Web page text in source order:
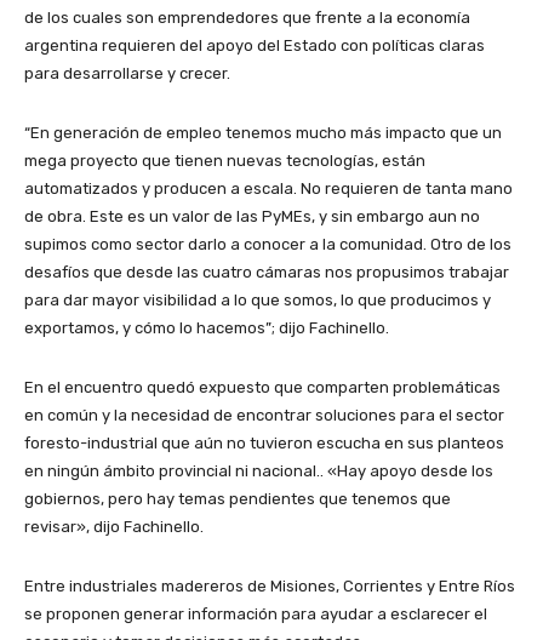
de los cuales son emprendedores que frente a la economía
argentina requieren del apoyo del Estado con políticas claras
para desarrollarse y crecer.
“En generación de empleo tenemos mucho más impacto que un
mega proyecto que tienen nuevas tecnologías, están
automatizados y producen a escala. No requieren de tanta mano
de obra. Este es un valor de las PyMEs, y sin embargo aun no
supimos como sector darlo a conocer a la comunidad. Otro de los
desafíos que desde las cuatro cámaras nos propusimos trabajar
para dar mayor visibilidad a lo que somos, lo que producimos y
exportamos, y cómo lo hacemos”; dijo Fachinello.
En el encuentro quedó expuesto que comparten problemáticas
en común y la necesidad de encontrar soluciones para el sector
foresto-industrial que aún no tuvieron escucha en sus planteos
en ningún ámbito provincial ni nacional.. «Hay apoyo desde los
gobiernos, pero hay temas pendientes que tenemos que
revisar», dijo Fachinello.
Entre industriales madereros de Misiones, Corrientes y Entre Ríos
se proponen generar información para ayudar a esclarecer el